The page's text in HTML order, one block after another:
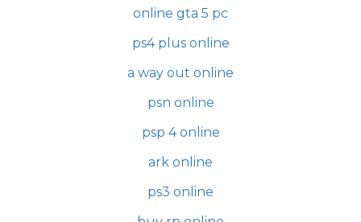
online gta 5 pc
ps4 plus online
a way out online
psn online
psp 4 online
ark online
ps3 online